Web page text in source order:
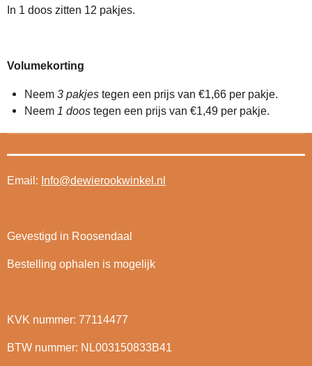
In 1 doos zitten 12 pakjes.
Volumekorting
Neem 3 pakjestegen een prijs van €1,66 per pakje.
Neem 1 doos tegen een prijs van €1,49 per pakje.
Email: Info@dewierookwinkel.nl
Gevestigd in Roosendaal
Bestelling ophalen is mogelijk
KVK nummer: 77114477
BTW nummer: NL003150833B41